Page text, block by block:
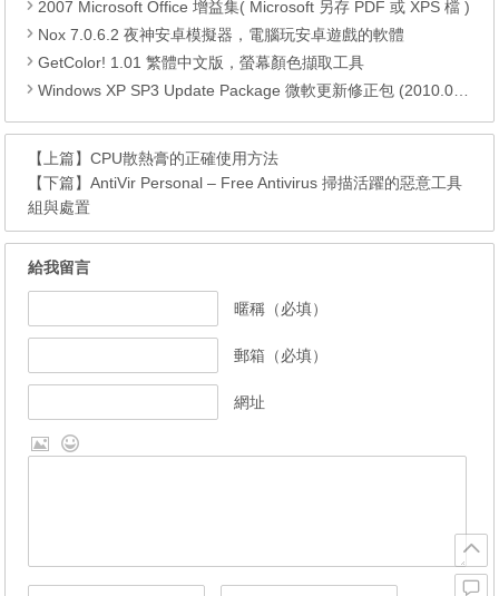
2007 Microsoft Office 增益集( Microsoft 另存 PDF 或 XPS 檔 )
Nox 7.0.6.2 夜神安卓模擬器，電腦玩安卓遊戲的軟體
GetColor! 1.01 繁體中文版，螢幕顏色擷取工具
Windows XP SP3 Update Package 微軟更新修正包 (2010.06月份)
【上篇】CPU散熱膏的正確使用方法
【下篇】AntiVir Personal – Free Antivirus 掃描活躍的惡意工具
組與處置
給我留言
暱稱（必填）
郵箱（必填）
網址